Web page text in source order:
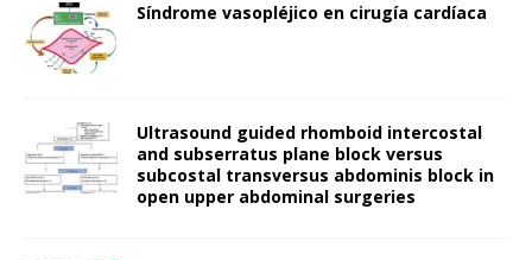
Síndrome vasopléjico en cirugía cardíaca
Ultrasound guided rhomboid intercostal
and subserratus plane block versus
subcostal transversus abdominis block in
open upper abdominal surgeries